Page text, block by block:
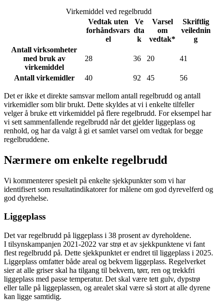
Virkemiddel ved regelbrudd
Vedtak uten
forhåndsvars
el
Ve
dta
k
Varsel
om
vedtak*
Skriftlig
veilednin
g
Antall virksomheter
med bruk av
virkemiddel
28 36 20 41
Antall virkemidler 40 92 45 56
Det er ikke et direkte samsvar mellom antall regelbrudd og antall
virkemidler som blir brukt. Dette skyldes at vi i enkelte tilfeller
velger å bruke ett virkemiddel på flere regelbrudd. For eksempel har
vi sett sammenfallende regelbrudd når det gjelder liggeplass og
renhold, og har da valgt å gi et samlet varsel om vedtak for begge
regelbruddene.
Nærmere om enkelte regelbrudd
Vi kommenterer spesielt på enkelte sjekkpunkter som vi har
identifisert som resultatindikatorer for målene om god dyrevelferd og
god dyrehelse.
Liggeplass
Det var regelbrudd på liggeplass i 38 prosent av dyreholdene.
I tilsynskampanjen 2021-2022 var strø et av sjekkpunktene vi fant
flest regelbrudd på. Dette sjekkpunktet er endret til liggeplass i 2025.
Liggeplass omfatter både areal og bekvem liggeplass. Regelverket
sier at alle griser skal ha tilgang til bekvem, tørr, ren og trekkfri
liggeplass med passe temperatur. Det skal være tett gulv, dypstrø
eller talle på liggeplassen, og arealet skal være så stort at alle dyrene
kan ligge samtidig.